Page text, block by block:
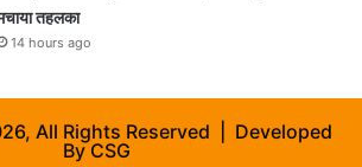
तहलका
14 hours ago
All Rights Reserved | Developed
ByCSG